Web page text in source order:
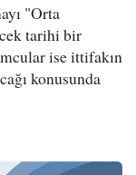
"Orta
tarihi bir
ise ittifakın
konusunda